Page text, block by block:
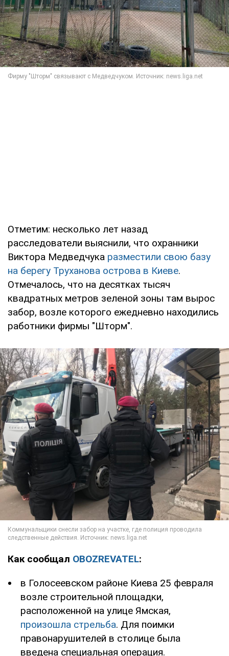
Отметим: несколько лет назад
расследователи выяснили, что охранники
Виктора Медведчука разместили свою базу
на берегу Труханова острова в Киеве.
Отмечалось, что на десятках тысяч
квадратных метров зеленой зоны там вырос
забор, возле которого ежедневно находились
работники фирмы "Шторм".
Как сообщал OBOZREVATEL:
в Голосеевском районе Киева 25 февраля
возле строительной площадки,
расположенной на улице Ямская,
произошла стрельба. Для поимки
правонарушителей в столице была
введена специальная операция.